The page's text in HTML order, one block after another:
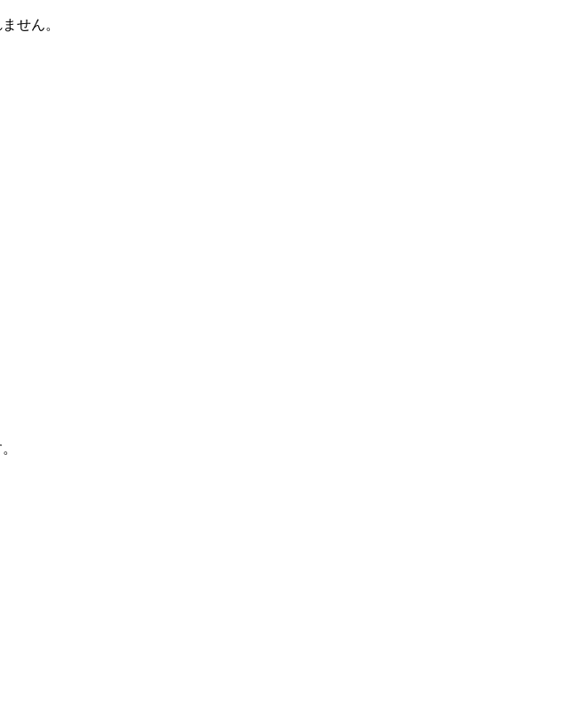
せん。